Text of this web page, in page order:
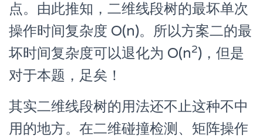
点。由此推知，二维线段树的最坏单次
操作时间复杂度 O(n)。所以方案二的最
坏时间复杂度可以退化为 O(n2)，但是
对于本题，足矣！
其实二维线段树的用法还不止这种不中
用的地方。在二维碰撞检测、矩阵操作